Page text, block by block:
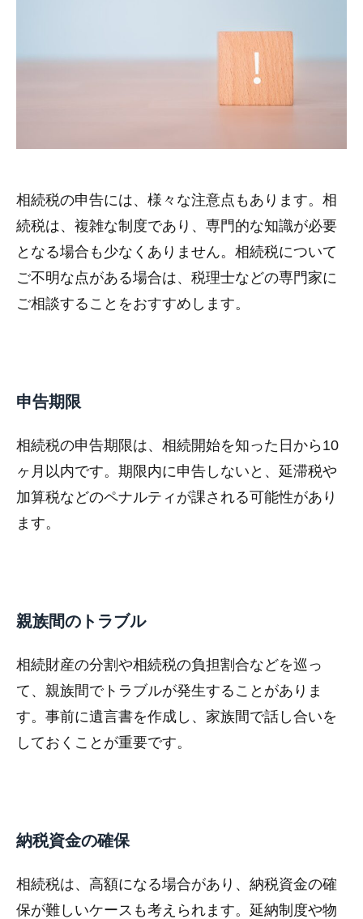
相続税の申告には、様々な注意点もあります。相
続税は、複雑な制度であり、専門的な知識が必要
となる場合も少なくありません。相続税について
ご不明な点がある場合は、税理士などの専門家に
ご相談することをおすすめします。
申告期限
相続税の申告期限は、相続開始を知った日から10
ヶ月以内です。期限内に申告しないと、延滞税や
加算税などのペナルティが課される可能性があり
ます。
親族間のトラブル
相続財産の分割や相続税の負担割合などを巡っ
て、親族間でトラブルが発生することがありま
す。事前に遺言書を作成し、家族間で話し合いを
しておくことが重要です。
納税資金の確保
相続税は、高額になる場合があり、納税資金の確
保が難しいケースも考えられます。延納制度や物